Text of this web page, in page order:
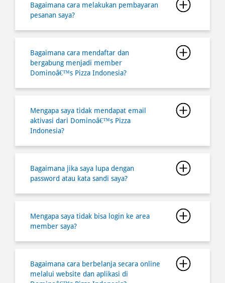
bergabung menjadi member
Dominoâ€™s Pizza Indonesia?
Mengapa saya tidak mendapat email
aktivasi dari Dominoâ€™s Pizza
Indonesia?
Bagaimana jika saya lupa dengan
password atau kata sandi saya?
member saya?
melalui website dan aplikasi di
Dominoâ€™s Pizza Indonesia?
Bagaimana cara saya mengetahui status
pesanan saya?